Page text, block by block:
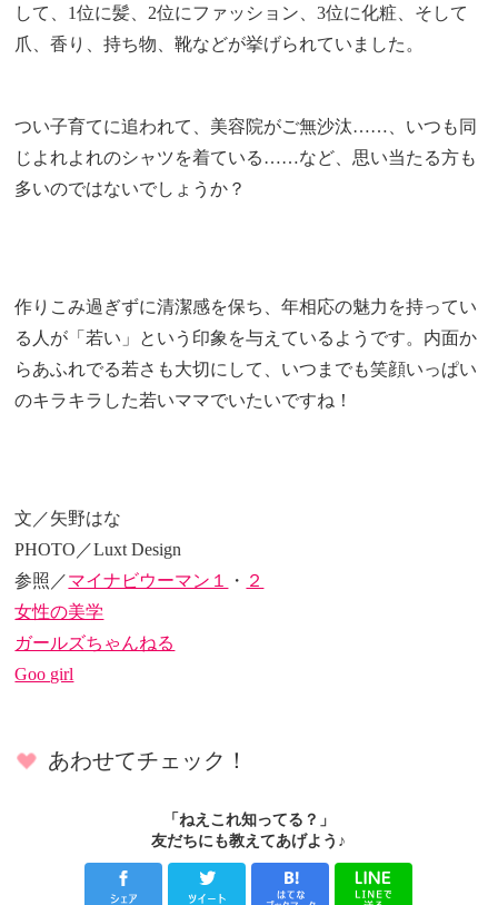
して、1位に髪、2位にファッション、3位に化粧、そして
爪、香り、持ち物、靴などが挙げられていました。
つい子育てに追われて、美容院がご無沙汰……、いつも同
じよれよれのシャツを着ている……など、思い当たる方も
多いのではないでしょうか？
作りこみ過ぎずに清潔感を保ち、年相応の魅力を持ってい
る人が「若い」という印象を与えているようです。内面か
らあふれでる若さも大切にして、いつまでも笑顔いっぱい
のキラキラした若いママでいたいですね！
文／矢野はな
PHOTO／Luxt Design
参照／マイナビウーマン１ ・ ２
女性の美学
ガールズちゃんねる
Goo girl
あわせてチェック！
「ねえこれ知ってる？」
友だちにも教えてあげよう♪